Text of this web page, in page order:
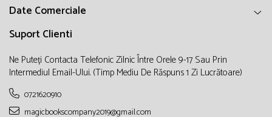
Date Comerciale
Suport Clienti
Ne Puteți Contacta Telefonic Zilnic Între Orele 9-17 Sau Prin
Intermediul Email-Ului. (timp Mediu De Răspuns 1 Zi Lucrătoare)
0721620910
magicbookscompany2019@gmail.com